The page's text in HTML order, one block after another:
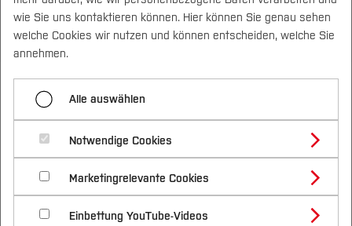
Campus Personen DE|EN Quicklinks
Studium
Studienangebote
Bachelorstudiengänge
Masterstudiengänge
Vor dem Studium
Bewerben & Einschreiben
Bewerbungsportal
Im Studium
Studienbüros und Prüfungen
Nach dem Studium
Forschung & Transfer
Profil
Forschungs- und Transferprofil
Schwerpunkte (FuT)
Beratung & Förderung
Nachhaltigkeit
Nachhaltigkeit studieren
International
Menü aufklappen
Dominik
Muhammed
Kidanemaiam
Philipp
Sylvia Illberger
Projektleitung/ Inhaltliche Leitung
wie Sie uns kontaktieren können. Hier können Sie genau sehen
welche Cookies wir nutzen und können entscheiden, welche Sie
annehmen.
Alle auswählen
Notwendige Cookies
Marketingrelevante Cookies
Einbettung YouTube-Videos